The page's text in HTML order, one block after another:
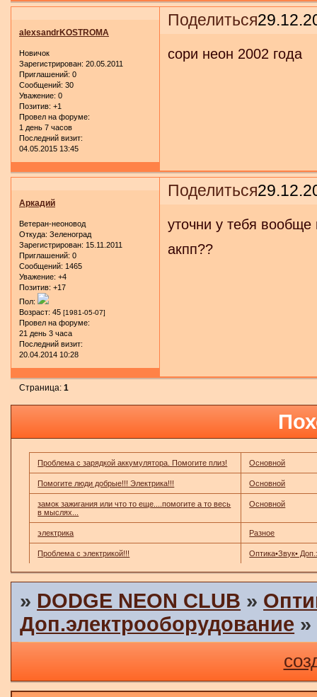
Поделиться
alexsandrKOSTROMA
Новичок
Зарегистрирован: 20.05.2011
Приглашений: 0
Сообщений: 30
Уважение: 0
Позитив: +1
Провел на форуме:
1 день 7 часов
Последний визит:
04.05.2015 13:45
сори неон 2002 года
Поделиться
Аркадий
Ветеран-неоновод
Откуда: Зеленоград
Зарегистрирован: 15.11.2011
Приглашений: 0
Сообщений: 1465
Уважение: +4
Позитив: +17
Пол:
Возраст: 45 [1981-05-07]
Провел на форуме:
21 день 3 часа
Последний визит:
20.04.2014 10:28
уточни у тебя
акпп??
Страница:1
Проблема с зарядкой аккумулятора. Помогите плиз! Основной
Помогите люди добрые!!! Электрика!!! Основной
замок зажигания или что то еще....помогите а то весь
в мыслях...
Основной
электрика Разное
Проблема с электрикой!!! Оптика•Звук•
» DODGE NEON CLUB »
Доп.электрооборудование »